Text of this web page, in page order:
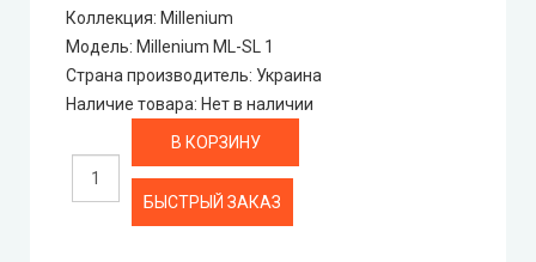
Portalino Doors (Порталино)
Rezult
CITY (Сити крашенные двери)
Коллекция: Millenium
Модель: Millenium ML-SL 1
Страна производитель: Украина
Наличие товара: Нет в наличии
БЫСТРЫЙ ЗАКАЗ